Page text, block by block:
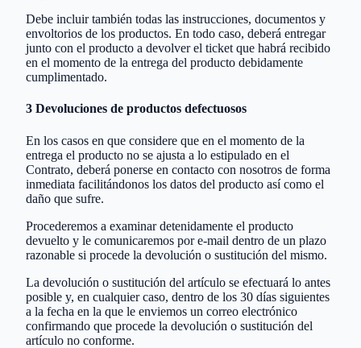
Debe incluir también todas las instrucciones, documentos y
envoltorios de los productos. En todo caso, deberá entregar
junto con el producto a devolver el ticket que habrá recibido
en el momento de la entrega del producto debidamente
cumplimentado.
3 Devoluciones de productos defectuosos
En los casos en que considere que en el momento de la
entrega el producto no se ajusta a lo estipulado en el
Contrato, deberá ponerse en contacto con nosotros de forma
inmediata facilitándonos los datos del producto así como el
daño que sufre.
Procederemos a examinar detenidamente el producto
devuelto y le comunicaremos por e-mail dentro de un plazo
razonable si procede la devolución o sustitución del mismo.
La devolución o sustitución del artículo se efectuará lo antes
posible y, en cualquier caso, dentro de los 30 días siguientes
a la fecha en la que le enviemos un correo electrónico
confirmando que procede la devolución o sustitución del
artículo no conforme.